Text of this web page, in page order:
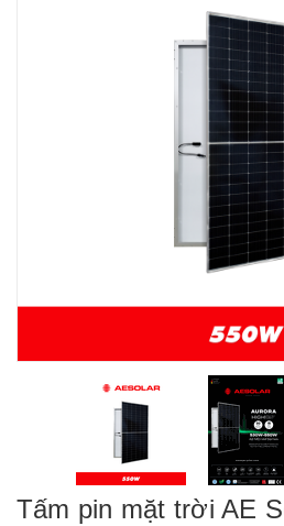
Tấm pin mặt trời AE